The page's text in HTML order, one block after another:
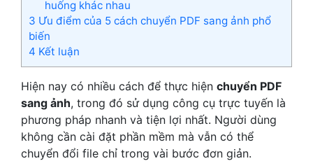
huống khác nhau
3 Ưu điểm của 5 cách chuyển PDF sang ảnh phổ
biến
4 Kết luận
Hiện nay có nhiều cách để thực hiện chuyển PDF
sang ảnh, trong đó sử dụng công cụ trực tuyến là
phương pháp nhanh và tiện lợi nhất. Người dùng
không cần cài đặt phần mềm mà vẫn có thể
chuyển đổi file chỉ trong vài bước đơn giản.